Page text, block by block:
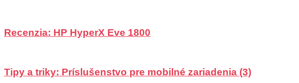
Recenzia: HP HyperX Eve 1800
Tipy a triky: Príslušenstvo pre mobilné zariadenia (3)